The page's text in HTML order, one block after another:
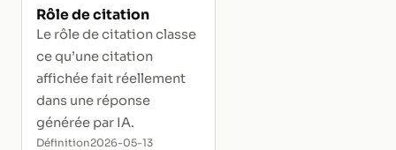
Rôle de citation
Le rôle de citation classe
ce qu’une citation
affichée fait réellement
dans une réponse
générée par IA.
Définition2026-05-13